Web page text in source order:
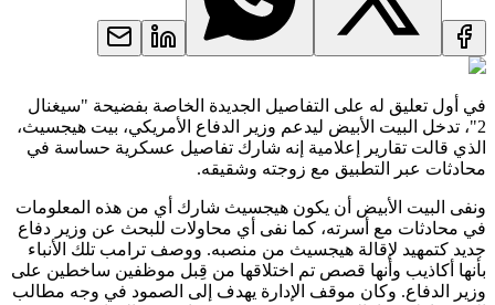
في أول تعليق له على التفاصيل الجديدة الخاصة بفضيحة "سيغنال
2"، تدخل البيت الأبيض ليدعم وزير الدفاع الأمريكي، بيت هيجسيث،
الذي قالت تقارير إعلامية إنه شارك تفاصيل عسكرية حساسة في
محادثات عبر التطبيق مع زوجته وشقيقه.
ونفى البيت الأبيض أن يكون هيجسيث شارك أي من هذه المعلومات
في محادثات مع أسرته، كما نفى أي محاولات للبحث عن وزير دفاع
جديد كتمهيد لإقالة هيجسيث من منصبه. ووصف ترامب تلك الأنباء
بأنها أكاذيب وأنها قصص تم اختلاقها من قِبل موظفين ساخطين على
وزير الدفاع. وكان موقف الإدارة يهدف إلى الصمود في وجه مطالب